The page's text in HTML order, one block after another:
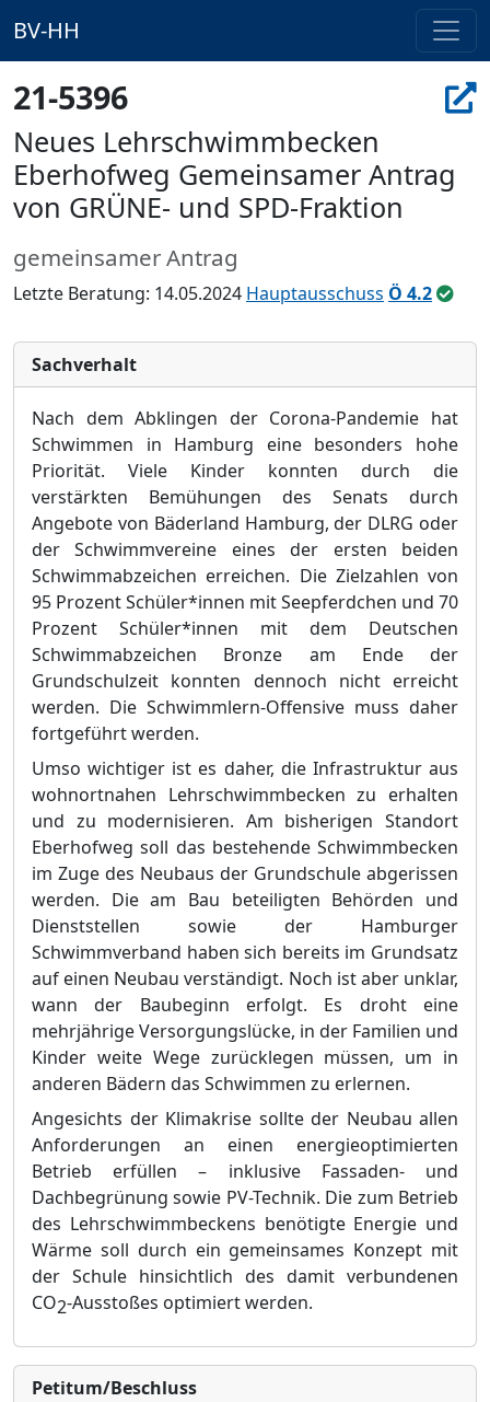
BV-HH
21-5396
Neues Lehrschwimmbecken
Eberhofweg Gemeinsamer Antrag
von GRÜNE- und SPD-Fraktion
gemeinsamer Antrag
Letzte Beratung: 14.05.2024 Hauptausschuss Ö 4.2
Sachverhalt
Nach dem Abklingen der Corona-Pandemie hat
Schwimmen in Hamburg eine besonders hohe
Priorität. Viele Kinder konnten durch die
verstärkten Bemühungen des Senats durch
Angebote von Bäderland Hamburg, der DLRG oder
der Schwimmvereine eines der ersten beiden
Schwimmabzeichen erreichen. Die Zielzahlen von
95 Prozent Schüler*innen mit Seepferdchen und 70
Prozent Schüler*innen mit dem Deutschen
Schwimmabzeichen Bronze am Ende der
Grundschulzeit konnten dennoch nicht erreicht
werden. Die Schwimmlern-Offensive muss daher
fortgeführt werden.
Umso wichtiger ist es daher, die Infrastruktur aus
wohnortnahen Lehrschwimmbecken zu erhalten
und zu modernisieren. Am bisherigen Standort
Eberhofweg soll das bestehende Schwimmbecken
im Zuge des Neubaus der Grundschule abgerissen
werden. Die am Bau beteiligten Behörden und
Dienststellen sowie der Hamburger
Schwimmverband haben sich bereits im Grundsatz
auf einen Neubau verständigt. Noch ist aber unklar,
wann der Baubeginn erfolgt. Es droht eine
mehrjährige Versorgungslücke, in der Familien und
Kinder weite Wege zurücklegen müssen, um in
anderen Bädern das Schwimmen zu erlernen.
Angesichts der Klimakrise sollte der Neubau allen
Anforderungen an einen energieoptimierten
Betrieb erfüllen– inklusive Fassaden- und
Dachbegrünung sowie PV-Technik. Die zum Betrieb
des Lehrschwimmbeckens benötigte Energie und
Wärme soll durch ein gemeinsames Konzept mit
der Schule hinsichtlich des damit verbundenen
CO2-Ausstoßes optimiert werden.
Petitum/Beschluss